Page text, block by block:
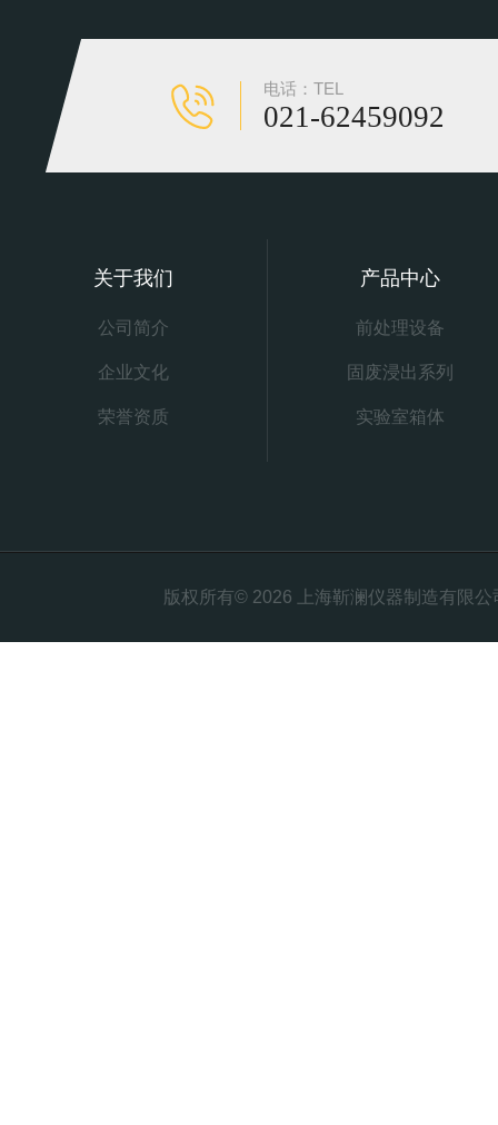
电话：TEL
021-62459092
关于我们
公司简介
企业文化
荣誉资质
产品中心
前处理设备
固废浸出系列
实验室箱体
版权所有© 2026 上海靳澜仪器制造有限